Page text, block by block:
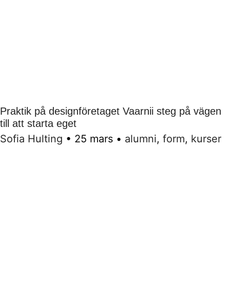
Praktik på designföretaget Vaarnii steg på vägen
till att starta eget
Sofia Hulting • 25 mars • alumni, form, kurser